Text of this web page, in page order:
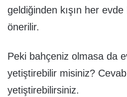
geldiğinden kışın her evde
önerilir.
Peki bahçeniz olmasa da
yetiştirebilir misiniz?
yetiştirebilirsiniz.